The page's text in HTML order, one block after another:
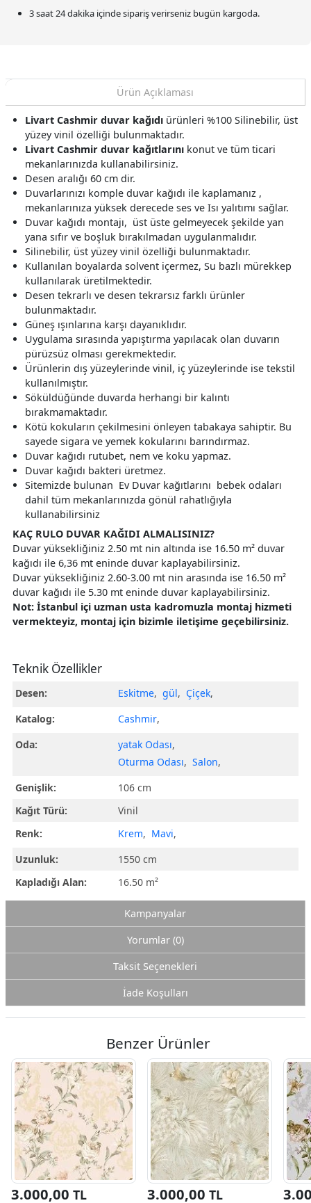
3 saat 24 dakika içinde sipariş verirseniz bugün kargoda.
Ürün Açıklaması
Livart Cashmir duvar kağıdı ürünleri %100 Silinebilir, üst
yüzey vinil özelliği bulunmaktadır.
Livart Cashmir duvar kağıtlarını konut ve tüm ticari
mekanlarınızda kullanabilirsiniz.
Desen aralığı 60 cm dir.
Duvarlarınızı komple duvar kağıdı ile kaplamanız ,
mekanlarınıza yüksek derecede ses ve Isı yalıtımı sağlar.
Duvar kağıdı montajı, üst üste gelmeyecek şekilde yan
yana sıfır ve boşluk bırakılmadan uygulanmalıdır.
Silinebilir, üst yüzey vinil özelliği bulunmaktadır.
Kullanılan boyalarda solvent içermez, Su bazlı mürekkep
kullanılarak üretilmektedir.
Desen tekrarlı ve desen tekrarsız farklı ürünler
bulunmaktadır.
Güneş ışınlarına karşı dayanıklıdır.
Uygulama sırasında yapıştırma yapılacak olan duvarın
pürüzsüz olması gerekmektedir.
Ürünlerin dış yüzeylerinde vinil, iç yüzeylerinde ise tekstil
kullanılmıştır.
Söküldüğünde duvarda herhangi bir kalıntı
bırakmamaktadır.
Kötü kokuların çekilmesini önleyen tabakaya sahiptir. Bu
sayede sigara ve yemek kokularını barındırmaz.
Duvar kağıdı rutubet, nem ve koku yapmaz.
Duvar kağıdı bakteri üretmez.
Sitemizde bulunan Ev Duvar kağıtlarını bebek odaları
dahil tüm mekanlarınızda gönül rahatlığıyla
kullanabilirsiniz
KAÇ RULO DUVAR KAĞIDI ALMALISINIZ?
Duvar yüksekliğiniz 2.50 mt nin altında ise 16.50 m² duvar
kağıdı ile 6,36 mt eninde duvar kaplayabilirsiniz.
Duvar yüksekliğiniz 2.60-3.00 mt nin arasında ise 16.50 m²
duvar kağıdı ile 5.30 mt eninde duvar kaplayabilirsiniz.
Not: İstanbul içi uzman usta kadromuzla montaj hizmeti
vermekteyiz, montaj için bizimle iletişime geçebilirsiniz.
Teknik Özellikler
Desen: Eskitme, gül, Çiçek,
Katalog:
Cashmir,
Oda:
yatak Odası,
Oturma Odası, Salon,
Genişlik:
106 cm
Kağıt Türü:
Vinil
Renk:
Krem, Mavi,
Uzunluk:
1550 cm
Kapladığı Alan:
16.50 m²
Kampanyalar
Yorumlar (0)
Taksit Seçenekleri
İade Koşulları
Benzer Ürünler
3.000,00 TL 3.000,00 TL